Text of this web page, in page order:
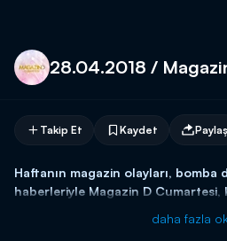
28.04.2018 /
Takip Et Kaydet Paylaş
Haftanın magazin olayları, bomba
haberleriyle Magazin D Cumartesi,
daha fazla